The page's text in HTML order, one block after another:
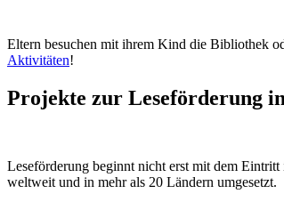
Eltern besuchen mit ihrem Kind die Bibliothek
Aktivitäten!
Projekte zur Leseförderung
Leseförderung beginnt nicht erst mit dem
weltweit und in mehr als 20 Ländern umgesetzt.